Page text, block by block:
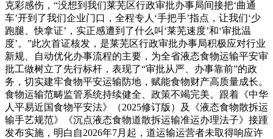
克彩感伤，“没想到我们莱芜区行政审批办事局间接把‘曲通
车’开到了我们企业门口，全程专人‘手把手’指点，让我们‘少
跑腿、快拿证’，实正感遭到了什么叫‘莱芜速度’和‘审批温
度’。”此次首证核发，是莱芜区行政审批办事局积极应对行业
新规、自动优化办事流程的主要，为全省液态食物运输平安审
批工做树立了先行标杆，表现了“审批从严、办事靠前”的政
务，切实建牢食物平安运输防地，赋能食物财产高质量成长。
食物运输范畴监管系统持续健全、政策不竭完美。跟着《中华
人平易近国食物平安法》（2025修订版）及《液态食物散拆运
输手艺规范》《沉点液态食物道散拆运输准运办理法子》接踵
发布实施，明白自2026年7月起，道运输运营者未取得响应许